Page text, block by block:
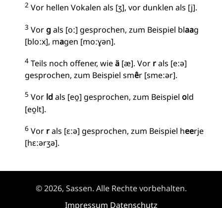
2 Vor hellen Vokalen als [ʒ], vor dunklen als [j].
3 Vorgals [oː] gesprochen, zum Beispiel blaag
[bloːx], magen [moːɣən].
4 Teils noch offener, wieä [æ]. Vor rals [eːə]
gesprochen, zum Beispiel smêr [smeːər].
5 Vor ldals [eo̯] gesprochen, zum Beispiel old
[eo̯lt].
6 Vor rals [ɛːə] gesprochen, zum Beispiel heerje
[hɛːərʒə].
© 2026, Sassen. Alle Rechte vorbehalten.
Impressum Datenschutz